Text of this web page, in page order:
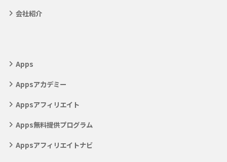
会社紹介
Apps
Appsアカデミー
Appsアフィリエイト
Apps無料提供プログラム
Appsアフィリエイトナビ